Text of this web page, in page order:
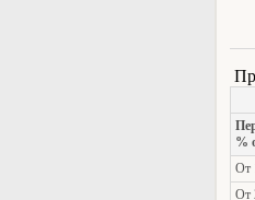
%
От
От